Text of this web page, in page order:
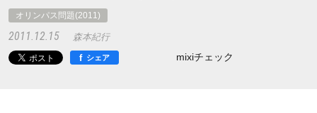
オリンパス問題(2011)
2011.12.15
森本紀行
f シェア mixiチェック